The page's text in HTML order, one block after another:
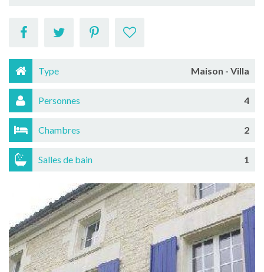
Type Maison - Villa
Personnes 4
Chambres 2
Salles de bain 1